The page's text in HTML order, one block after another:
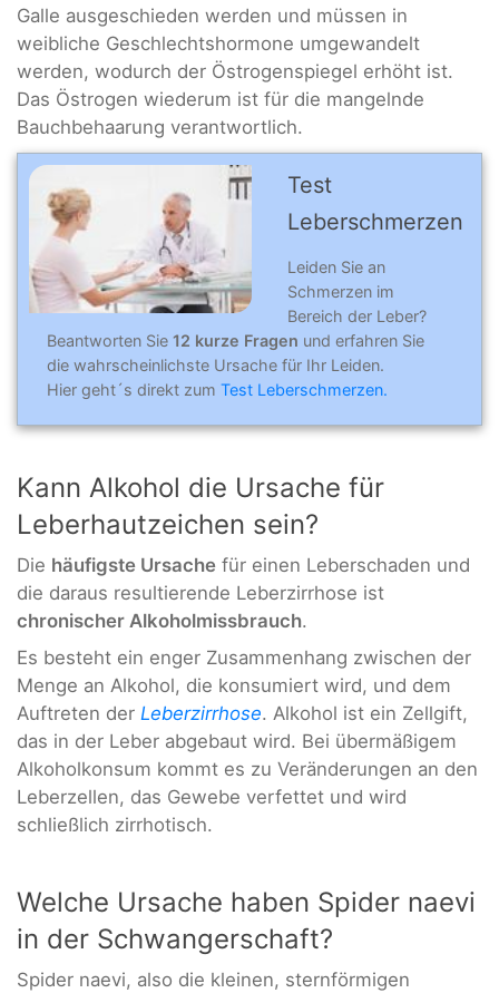
Galle ausgeschieden werden und müssen in
weibliche Geschlechtshormone umgewandelt
werden, wodurch der Östrogenspiegel erhöht ist.
Das Östrogen wiederum ist für die mangelnde
Bauchbehaarung verantwortlich.
Test
Leberschmerzen
Leiden Sie an
Schmerzen im
Bereich der Leber?
Beantworten Sie 12 kurze Fragen und erfahren Sie
die wahrscheinlichste Ursache für Ihr Leiden.
Hier geht´s direkt zum Test Leberschmerzen.
Kann Alkohol die Ursache für
Leberhautzeichen sein?
Die häufigste Ursache für einen Leberschaden und
die daraus resultierende Leberzirrhose ist
chronischer Alkoholmissbrauch.
Es besteht ein enger Zusammenhang zwischen der
Menge an Alkohol, die konsumiert wird, und dem
Auftreten der Leberzirrhose. Alkohol ist ein Zellgift,
das in der Leber abgebaut wird. Bei übermäßigem
Alkoholkonsum kommt es zu Veränderungen an den
Leberzellen, das Gewebe verfettet und wird
schließlich zirrhotisch.
Welche Ursache haben Spider naevi
in der Schwangerschaft?
Spider naevi, also die kleinen, sternförmigen